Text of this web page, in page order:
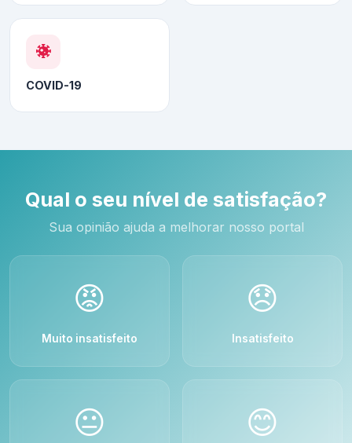
COVID-19
Qual o seu nível de satisfação?
Sua opinião ajuda a melhorar nosso portal
😡
Muito insatisfeito
😞
Insatisfeito
😐 😊